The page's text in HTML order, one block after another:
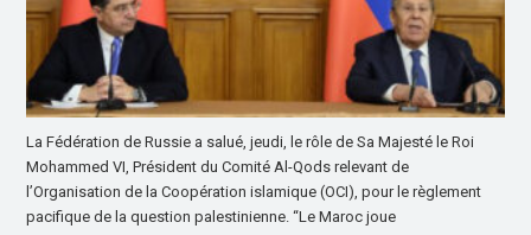
La Fédération de Russie a salué, jeudi, le rôle de Sa Majesté le Roi
Mohammed VI, Président du Comité Al-Qods relevant de
l’Organisation de la Coopération islamique (OCI), pour le règlement
pacifique de la question palestinienne. “Le Maroc joue